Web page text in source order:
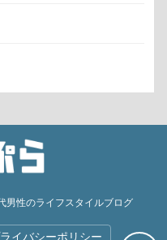
男性のライフスタイルブログ
イバシーポリシー